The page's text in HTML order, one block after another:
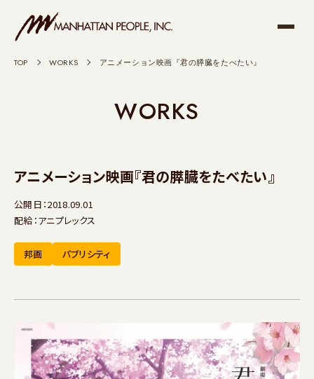
TOP > WORKS > アニメーション映画『君の膵臓をたべたい』
WORKS
アニメーション映画『君の膵臓をたべたい』
公開日：2018.09.01
配給：アニプレックス
邦画 パブリシティ